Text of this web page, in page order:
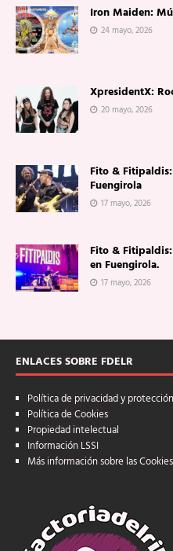
Iron Maiden:
24 mayo, 2026
XpresidentX:
20 mayo, 2026
Fito &
Fuengirola
17 mayo, 2026
Fito &
en Fuengirola.
17 mayo, 2026
ENLACES SOBRE FDELR
Política de privacidad y
Política de Cookies
Propiedad intelectual
Información LSSI
Más información sobre las Cookies